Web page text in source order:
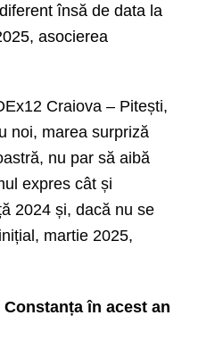
însă de data la
asocierea
Craiova – Pitești,
noi, marea surpriză
nu par să aibă
expres cât și
2024 și, dacă nu se
martie 2025,
în acest an